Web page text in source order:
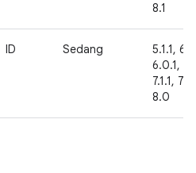
8.1
ID Sedang
5.1.1,
6.0.1,
7.1.1,
8.0